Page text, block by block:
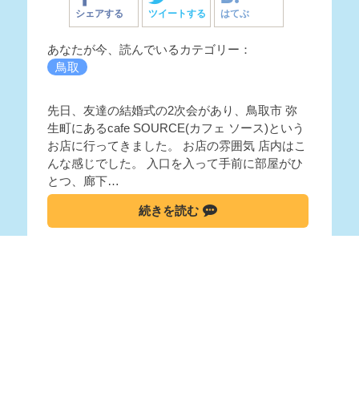
シェアする ツイートする はてぶ
あなたが今、読んでいるカテゴリー：
鳥取
先日、友達の結婚式の2次会があり、鳥取市 弥
生町にあるcafe SOURCE(カフェ ソース)という
お店に行ってきました。 お店の雰囲気 店内はこ
んな感じでした。 入口を入って手前に部屋がひ
とつ、廊下…
続きを読む